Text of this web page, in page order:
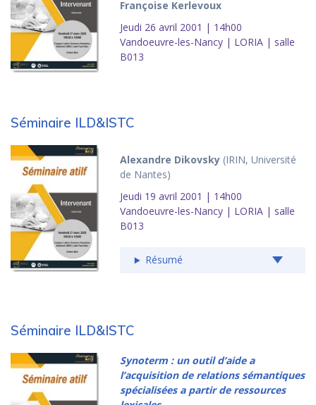
Françoise Kerlevoux
Jeudi 26 avril 2001 | 14h00
Vandoeuvre-les-Nancy | LORIA | salle
B013
Séminaire ILD&ISTC
Alexandre Dikovsky(IRIN, Université
de Nantes)
Jeudi 19 avril 2001 | 14h00
Vandoeuvre-les-Nancy | LORIA | salle
B013
Résumé
Séminaire ILD&ISTC
Synoterm : un outil d’aide a
l’acquisition de relations sémantiques
spécialisées a partir de ressources